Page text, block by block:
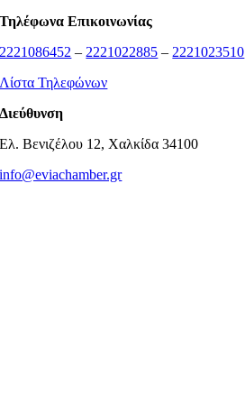
Τηλέφωνα Επικοινωνίας
2221086452 – 2221022885 – 2221023510
Λίστα Τηλεφώνων
Διεύθυνση
Ελ. Βενιζέλου 12, Χαλκίδα 34100
info@eviachamber.gr